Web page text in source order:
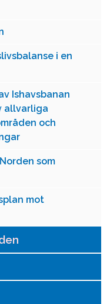
i en
Ishavsbanan
allvarliga
och
som
mot